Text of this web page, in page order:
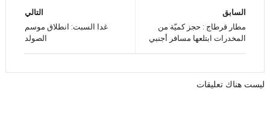
التالي
غدا السبت: انطلاق موسم
الصولد
السابق
مطار قرطاج : حجز كميّة من
المخدرات ابتلعها مسافر أجنبي
ليست هناك تعليقات